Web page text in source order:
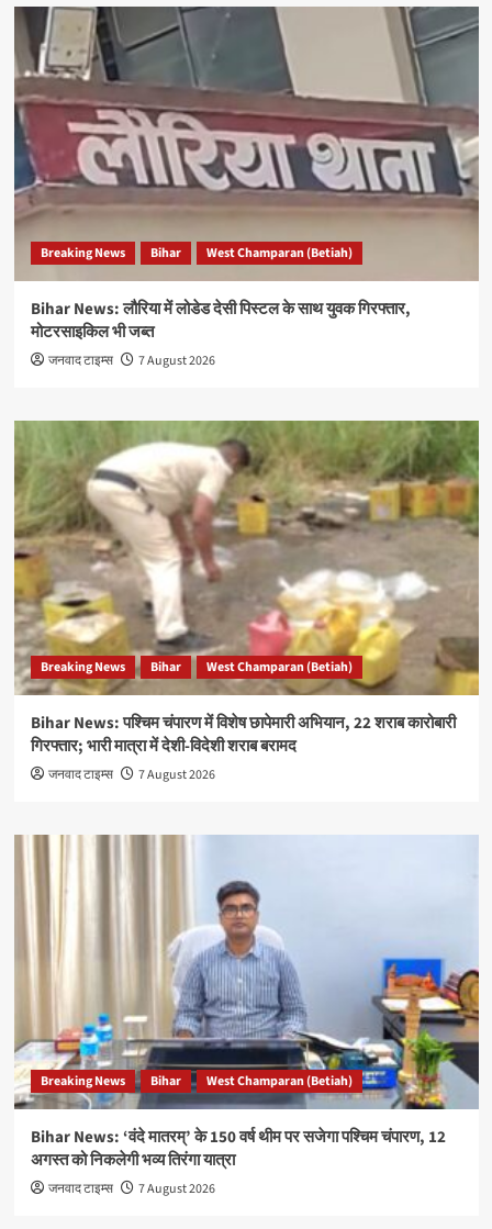
Breaking News Bihar West Champaran (Betiah)
Bihar News: लौरिया में लोडेड देसी पिस्टल के साथ युवक गिरफ्तार,
मोटरसाइकिल भी जब्त
जनवाद टाइम्स 7 August 2026
Breaking News Bihar West Champaran (Betiah)
Bihar News: पश्चिम चंपारण में विशेष छापेमारी अभियान, 22 शराब कारोबारी
गिरफ्तार; भारी मात्रा में देशी-विदेशी शराब बरामद
जनवाद टाइम्स 7 August 2026
Breaking News Bihar West Champaran (Betiah)
Bihar News: ‘वंदे मातरम्’ के 150 वर्ष थीम पर सजेगा पश्चिम चंपारण, 12
अगस्त को निकलेगी भव्य तिरंगा यात्रा
जनवाद टाइम्स 7 August 2026